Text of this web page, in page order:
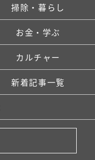
掃除・暮らし
お金・学ぶ
カルチャー
新着記事一覧